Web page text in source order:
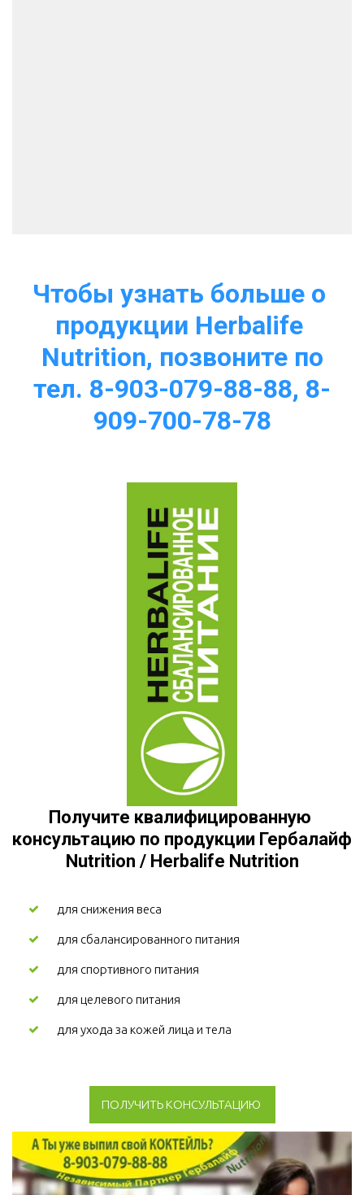
Чтобы узнать больше о
продукции Herbalife
Nutrition, позвоните по
тел. 8-903-079-88-88, 8-
909-700-78-78
Получите квалифицированную
консультацию по продукции Гербалайф
Nutrition / Herbalife Nutrition
для снижения веса
для сбалансированного питания
для спортивного питания
для целевого питания
для ухода за кожей лица и тела
ПОЛУЧИТЬ КОНСУЛЬТАЦИЮ